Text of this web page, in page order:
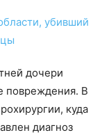
дочери
повреждения. В
куда
диагноз